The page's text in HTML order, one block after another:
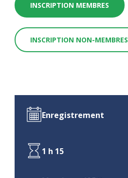
INSCRIPTION MEMBRES
INSCRIPTION NON-MEMBRES
Enregistrement
1 h 15